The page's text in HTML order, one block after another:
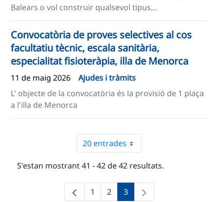
Balears o vol construir qualsevol tipus...
Convocatòria de proves selectives al cos
facultatiu tècnic, escala sanitària,
especialitat fisioteràpia, illa de Menorca
11 de maig 2026
Ajudes i tràmits
L' objecte de la convocatòria és la provisió de 1 plaça
a l'illa de Menorca
20 entrades
S'estan mostrant 41 - 42 de 42 resultats.
Pàgina
1 Pàgina
2 Pàgina
3